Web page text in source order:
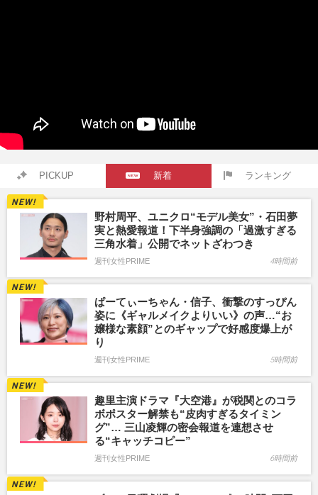
PICKUP 新着 ランキング
野村周平、ユニクロ“モデル美女”・石田夢
実と熱愛報道！下半身強調の「過激すぎる
三角水着」公開でネットざわつき
週刊女性PRIME 4時間前
ぱーてぃーちゃん・信子、衝撃のすっぴん
姿に《ギャルメイクよりいい》の声…“お
嬢様な素顔”とのギャップで好感度爆上が
り
週刊女性PRIME 5時間前
趣里主演ドラマ『大空港』が税関とのコラ
ボポスター解禁も“皮肉すぎるタイミン
グ”… 三山凌輝の密会報道を連想させ
る“キャッチコピー”
週刊女性PRIME 6時間前